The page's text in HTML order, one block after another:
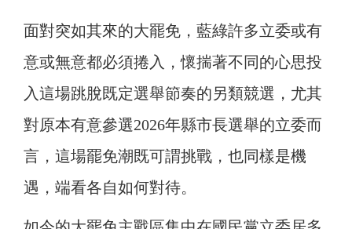
面對突如其來的大罷免，藍綠許多立委或有
意或無意都必須捲入，懷揣著不同的心思投
入這場跳脫既定選舉節奏的另類競選，尤其
對原本有意參選2026年縣市長選舉的立委而
言，這場罷免潮既可謂挑戰，也同樣是機
遇，端看各自如何對待。